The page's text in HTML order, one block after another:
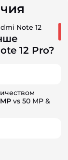
Note 12
12 Pro?
vs 50 MP &